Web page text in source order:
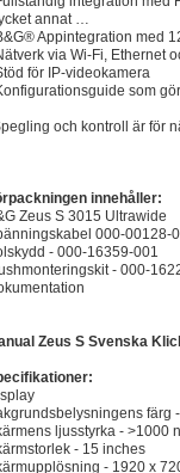
annat …
Appintegration med
via Wi-Fi, Ethernet
för IP-videokamera
som
och kontroll är för
innehåller:
Zeus S 3015 Ultrawide
000-00128-
- 000-16359-001
- 000-
Zeus S Svenska
färg
ljusstyrka - >1000
- 15 inches
- 1920 x